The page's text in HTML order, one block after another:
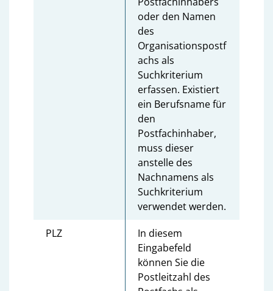
oder den Namen
des
Organisationspostf
achs als
Suchkriterium
erfassen. Existiert
ein Berufsname für
den
Postfachinhaber,
muss dieser
anstelle des
Nachnamens als
Suchkriterium
verwendet werden.
PLZ
In diesem
Eingabefeld
können Sie die
Postleitzahl des